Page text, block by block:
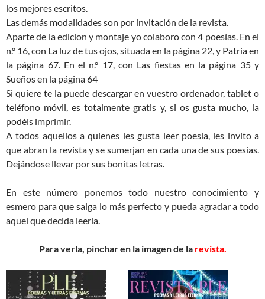
los mejores escritos.
Las demás modalidades son por invitación de la revista.
Aparte de la edicion y montaje yo colaboro con 4 poesías. En el
n.º 16, con La luz de tus ojos, situada en la página 22, y Patria en
la página 67. En el n.º 17, con Las fiestas en la página 35 y
Sueños en la página 64
Si quiere te la puede descargar en vuestro ordenador, tablet o
teléfono móvil, es totalmente gratis y, si os gusta mucho, la
podéis imprimir.
A todos aquellos a quienes les gusta leer poesía, les invito a
que abran la revista y se sumerjan en cada una de sus poesías.
Dejándose llevar por sus bonitas letras.
En este número ponemos todo nuestro conocimiento y
esmero para que salga lo más perfecto y pueda agradar a todo
aquel que decida leerla.
Para verla, pinchar en la imagen de la revista.